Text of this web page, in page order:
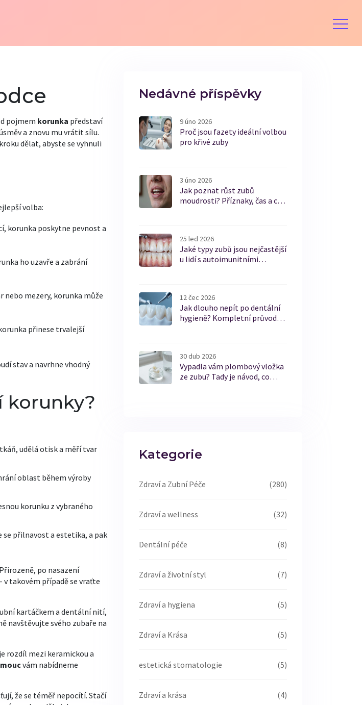
pojmem korunka představí
a znovu mu vrátit sílu.
dělat, abyste se vyhnuli
volba:
korunka poskytne pevnost a
ho uzavře a zabrání
nebo mezery, korunka může
přinese trvalejší
stav a navrhne vhodný
korunky?
udělá otisk a měří tvar
oblast během výroby
korunku z vybraného
se přilnavost a estetika, a pak
po nasazení
takovém případě se vraťte
kartáčkem a dentální nití,
navštěvujte svého zubaře na
rozdíl mezi keramickou a
vám nabídneme
že se téměř nepocítí. Stačí
Nedávné příspěvky
9 úno 2026
Proč jsou fazety ideální volbou
pro křivé zuby
3 úno 2026
Jak poznat růst zubů
moudrosti? Příznaky, čas a co
25 led 2026
Jaké typy zubů jsou nejčastější
u lidí s autoimunitními
12 čec 2026
Jak dlouho nepít po dentální
hygieně? Kompletní průvodce
30 dub 2026
Vypadla vám plombový vložka
ze zubu? Tady je návod, co
Kategorie
Zdraví a Zubní Péče (280)
Zdraví a wellness (32)
Dentální péče (8)
Zdraví a životní styl (7)
Zdraví a hygiena (5)
Zdraví a Krása (5)
estetická stomatologie (5)
Zdraví a krása (4)